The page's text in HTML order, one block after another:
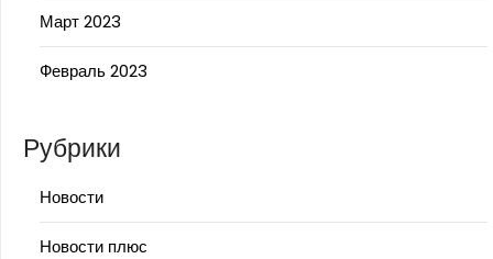
Март 2023
Февраль 2023
Рубрики
Новости
Новости плюс